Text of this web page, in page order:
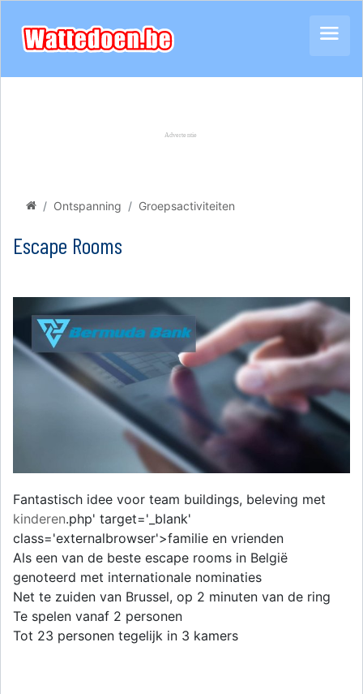
Ontspanning Groepsactiviteiten
Escape Rooms
Fantastisch idee voor team buildings, beleving met
kinderen.php' target='_blank'
class='externalbrowser'>familie en vrienden
Als een van de beste escape rooms in België
genoteerd met internationale nominaties
Net te zuiden van Brussel, op 2 minuten van de ring
Te spelen vanaf 2 personen
Tot 23 personen tegelijk in 3 kamers